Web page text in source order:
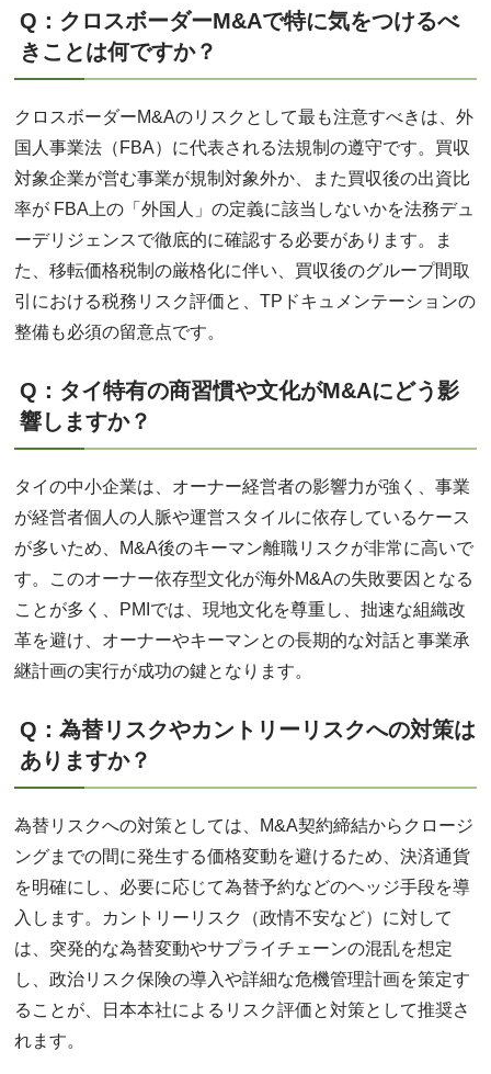
Q：クロスボーダーM&Aで特に気をつけるべ
きことは何ですか？
クロスボーダーM&Aのリスクとして最も注意すべきは、外
国人事業法（FBA）に代表される法規制の遵守です。買収
対象企業が営む事業が規制対象外か、また買収後の出資比
率が FBA上の「外国人」の定義に該当しないかを法務デュ
ーデリジェンスで徹底的に確認する必要があります。ま
た、移転価格税制の厳格化に伴い、買収後のグループ間取
引における税務リスク評価と、TPドキュメンテーションの
整備も必須の留意点です。
Q：タイ特有の商習慣や文化がM&Aにどう影
響しますか？
タイの中小企業は、オーナー経営者の影響力が強く、事業
が経営者個人の人脈や運営スタイルに依存しているケース
が多いため、M&A後のキーマン離職リスクが非常に高いで
す。このオーナー依存型文化が海外M&Aの失敗要因となる
ことが多く、PMIでは、現地文化を尊重し、拙速な組織改
革を避け、オーナーやキーマンとの長期的な対話と事業承
継計画の実行が成功の鍵となります。
Q：為替リスクやカントリーリスクへの対策は
ありますか？
為替リスクへの対策としては、M&A契約締結からクロージ
ングまでの間に発生する価格変動を避けるため、決済通貨
を明確にし、必要に応じて為替予約などのヘッジ手段を導
入します。カントリーリスク（政情不安など）に対して
は、突発的な為替変動やサプライチェーンの混乱を想定
し、政治リスク保険の導入や詳細な危機管理計画を策定す
ることが、日本本社によるリスク評価と対策として推奨さ
れます。